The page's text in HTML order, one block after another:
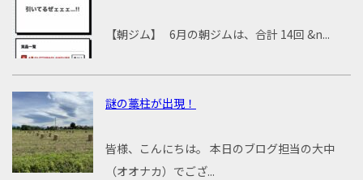
【朝ジム】 6月の朝ジムは、合計 14回 &n...
謎の藁柱が出現！
皆様、こんにちは。 本日のブログ担当の大中
（オオナカ）でござ...